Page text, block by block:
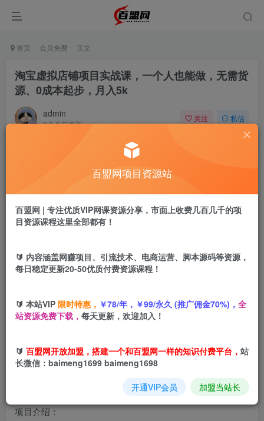
首页 会员免费 正文
淘宝虚拟店铺项目实战课，一个人也能做，无需货
源、0成本起步，月入5k
admin
9个月前更新
关注 私信
盟币 9.9
立即购买
淘宝虚拟店铺项目实战课，一个人也能做，无需货源、0成本
项目介绍：
百盟网项目资源站
百盟网 | 专注优质VIP网课资源分享，市面上收费几百几千的项
目资源课程这里全部都有！
🔰 内容涵盖网赚项目、引流技术、电商运营、脚本源码等资源，
每日稳定更新20-50优质付费资源课程！
🔰 本站VIP 限时特惠， ￥78/年，￥99/永久 (推广佣金70%)， 全
站资源免费下载， 每天更新，欢迎加入！
🔰 百盟网开放加盟，搭建一个和百盟网一样的知识付费平台， 站
长微信：baimeng1699 baimeng1698
开通VIP会员 加盟当站长